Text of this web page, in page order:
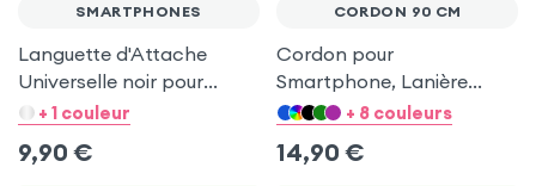
SMARTPHONES
Languette d'Attache
Universelle noir pour
Téléphone, Compatible
+ 1 couleur
9,90 €
CORDON 90 CM
Cordon pour
Smartphone, Lanière
Réglable Compatibilité
Rouge
+ 8 couleurs
14,90 €